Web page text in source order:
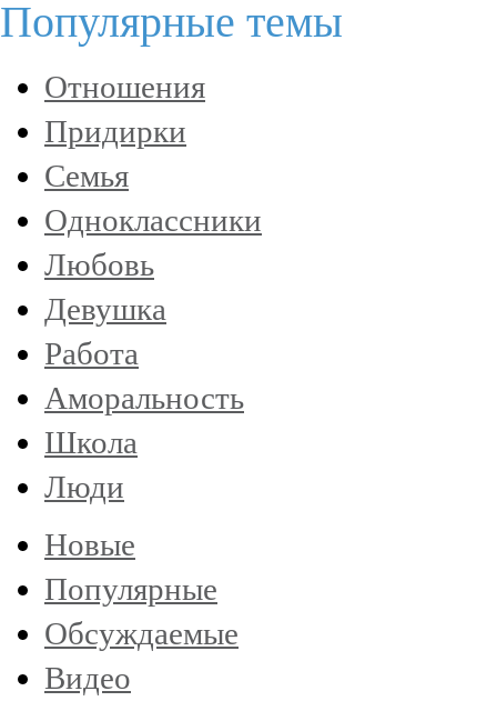
Популярные темы
Отношения
Придирки
Семья
Одноклассники
Любовь
Девушка
Работа
Аморальность
Школа
Люди
Новые
Популярные
Обсуждаемые
Видео